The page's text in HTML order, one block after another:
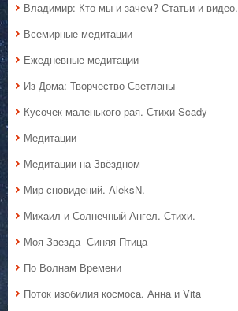
Владимир: Кто мы и зачем? Статьи и видео.
Всемирные медитации
Ежедневные медитации
Из Дома: Творчество Светланы
Кусочек маленького рая. Стихи Scady
Медитации
Медитации на Звёздном
Мир сновидений. AleksN.
Михаил и Солнечный Ангел. Стихи.
Моя Звезда- Синяя Птица
По Волнам Времени
Поток изобилия космоса. Анна и Vita